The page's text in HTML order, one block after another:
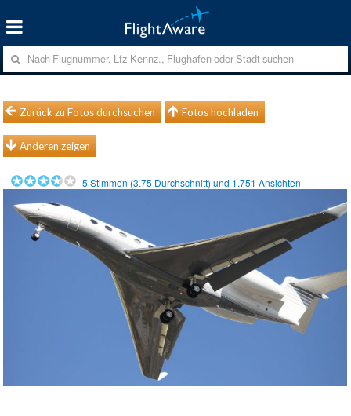
Zurück zu Fotos durchsuchen Fotos hochladen
Anderen zeigen
5 Stimmen (3.75 Durchschnitt) und 1.751 Ansichten